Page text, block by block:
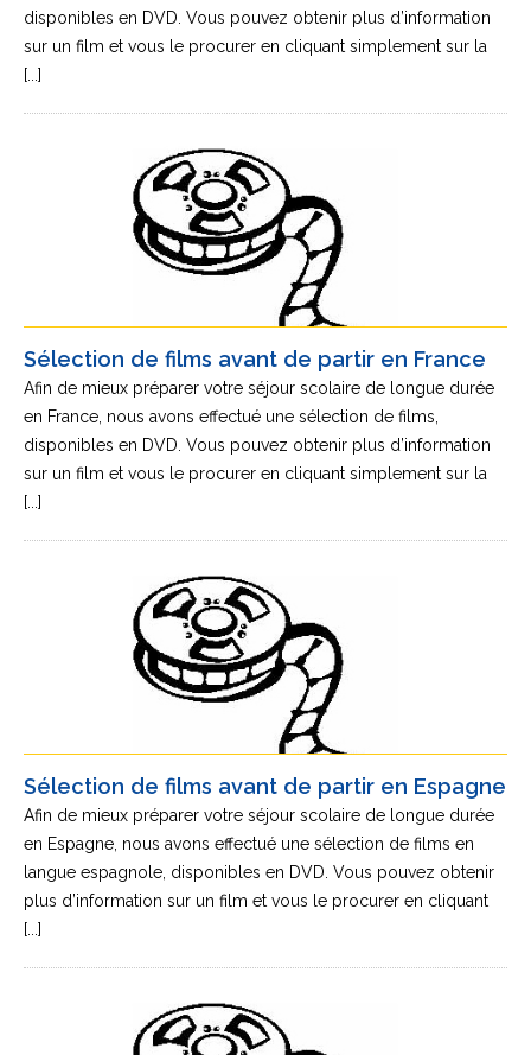
disponibles en DVD. Vous pouvez obtenir plus d’information
sur un film et vous le procurer en cliquant simplement sur la
[...]
Sélection de films avant de partir en France
Afin de mieux préparer votre séjour scolaire de longue durée
en France, nous avons effectué une sélection de films,
disponibles en DVD. Vous pouvez obtenir plus d’information
sur un film et vous le procurer en cliquant simplement sur la
[...]
Sélection de films avant de partir en Espagne
Afin de mieux préparer votre séjour scolaire de longue durée
en Espagne, nous avons effectué une sélection de films en
langue espagnole, disponibles en DVD. Vous pouvez obtenir
plus d’information sur un film et vous le procurer en cliquant
[...]